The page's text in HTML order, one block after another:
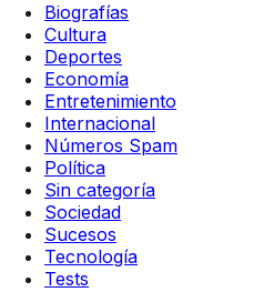
Biografías
Cultura
Deportes
Economía
Entretenimiento
Internacional
Números Spam
Política
Sin categoría
Sociedad
Sucesos
Tecnología
Tests